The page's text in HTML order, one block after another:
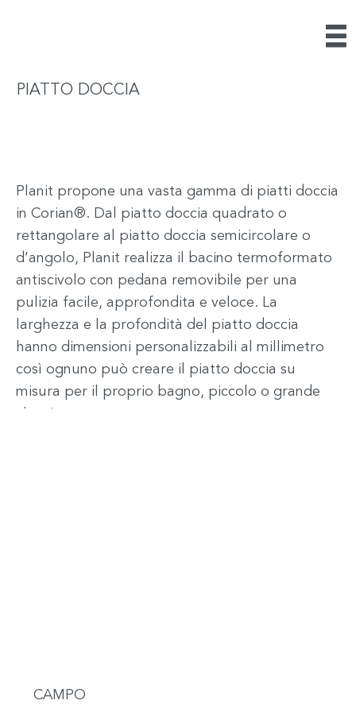
PIATTO DOCCIA
Planit propone una vasta gamma di piatti doccia
in Corian®. Dal piatto doccia quadrato o
rettangolare al piatto doccia semicircolare o
d’angolo, Planit realizza il bacino termoformato
antiscivolo con pedana removibile per una
pulizia facile, approfondita e veloce. La
larghezza e la profondità del piatto doccia
hanno dimensioni personalizzabili al millimetro
così ognuno può creare il piatto doccia su
misura per il proprio bagno, piccolo o grande
CAMPO